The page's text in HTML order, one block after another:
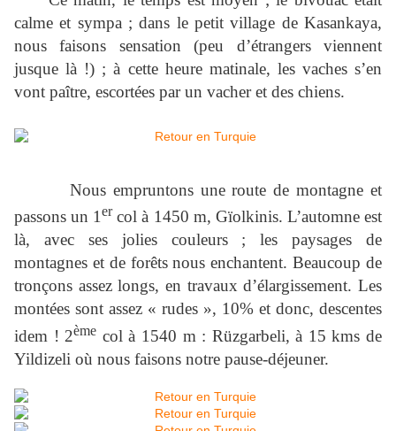
calme et sympa ; dans le petit village de Kasankaya,
nous faisons sensation (peu d’étrangers viennent
jusque là !) ; à cette heure matinale, les vaches s’en
vont paître, escortées par un vacher et des chiens.
Nous empruntons une route de montagne et
passons un 1ercol à 1450 m, Gïolkinis. L’automne est
là, avec ses jolies couleurs ; les paysages de
montagnes et de forêts nous enchantent. Beaucoup de
tronçons assez longs, en travaux d’élargissement. Les
montées sont assez « rudes », 10% et donc, descentes
idem ! 2ème col à 1540 m : Rüzgarbeli, à 15 kms de
Yildizeli où nous faisons notre pause-déjeuner.